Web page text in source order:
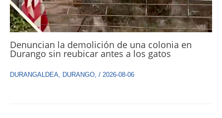
Denuncian la demolición de una colonia en
Durango sin reubicar antes a los gatos
DURANGALDEA DURANGO / 2026-08-06